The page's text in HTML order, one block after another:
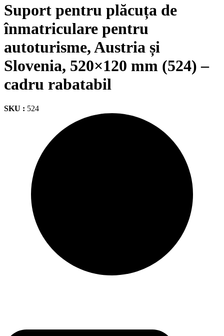
Suport pentru plăcuța de
înmatriculare pentru
autoturisme, Austria și
Slovenia, 520×120 mm (524) –
cadru rabatabil
SKU : 524